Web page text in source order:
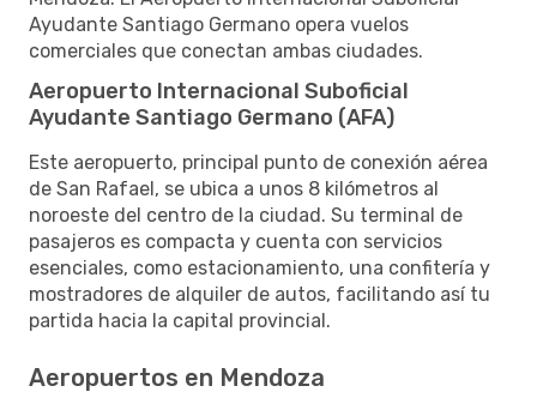
Ayudante Santiago Germano opera vuelos
comerciales que conectan ambas ciudades.
Aeropuerto Internacional Suboficial
Ayudante Santiago Germano (AFA)
Este aeropuerto, principal punto de conexión aérea
de San Rafael, se ubica a unos 8 kilómetros al
noroeste del centro de la ciudad. Su terminal de
pasajeros es compacta y cuenta con servicios
esenciales, como estacionamiento, una confitería y
mostradores de alquiler de autos, facilitando así tu
partida hacia la capital provincial.
Aeropuertos en Mendoza